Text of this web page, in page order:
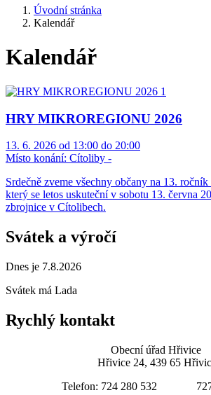
Úvodní stránka
Kalendář
Kalendář
HRY MIKROREGIONU 2026
13. 6. 2026 od 13:00 do 20:00
Místo konání: Cítoliby -
Srdečně zveme všechny občany na 13.
který se letos uskuteční v sobotu 13. června
zbrojnice v Cítolibech.
Svátek a výročí
Dnes je 7.8.2026
Svátek má Lada
Rychlý kontakt
Obecní úřad Hřivice
Hřivice 24, 439 65
Telefon: 724 280 532 727